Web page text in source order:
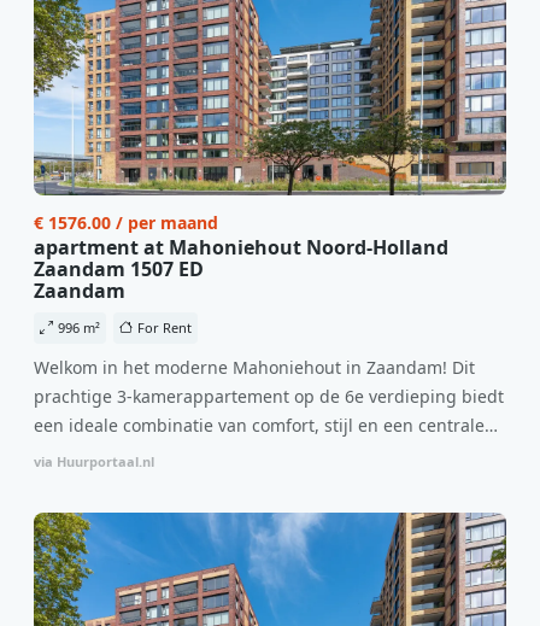
€ 1576.00 / per maand
apartment at Mahoniehout Noord-Holland
Zaandam 1507 ED
Zaandam
996 m² For Rent
Welkom in het moderne Mahoniehout in Zaandam! Dit
prachtige 3-kamerappartement op de 6e verdieping biedt
een ideale combinatie van comfort, stijl en een centrale
locatie. Met een huurprijs van €1.576 per maand
per maand is dit een geweldige kans voor professionals
die op zoek zijn naar een woning die direct beschikbaar is
vanaf 1 april 2026. Bij binnenkomst word je verwelkomd
in een ruime woonkamer met open keuken, samen goed
via Huurportaal.nl